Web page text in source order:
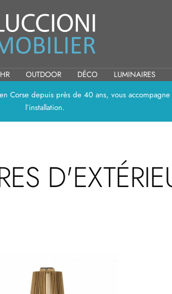
OUTDOOR DÉCO LUMINAIRES
Corse depuis près de 40 ans, vous
l’installation.